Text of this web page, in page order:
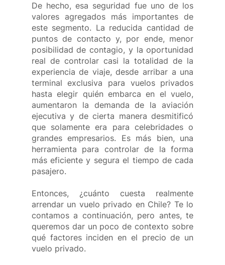
De hecho, esa seguridad fue uno de los
valores agregados más importantes de
este segmento. La reducida cantidad de
puntos de contacto y, por ende, menor
posibilidad de contagio, y la oportunidad
real de controlar casi la totalidad de la
experiencia de viaje, desde arribar a una
terminal exclusiva para vuelos privados
hasta elegir quién embarca en el vuelo,
aumentaron la demanda de la aviación
ejecutiva y de cierta manera desmitificó
que solamente era para celebridades o
grandes empresarios. Es más bien, una
herramienta para controlar de la forma
más eficiente y segura el tiempo de cada
pasajero.
Entonces, ¿cuánto cuesta realmente
arrendar un vuelo privado en Chile? Te lo
contamos a continuación, pero antes, te
queremos dar un poco de contexto sobre
qué factores inciden en el precio de un
vuelo privado.